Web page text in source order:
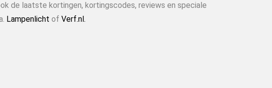
de laatste kortingen, kortingscodes, reviews en speciale
Lampenlicht of Verf.nl.